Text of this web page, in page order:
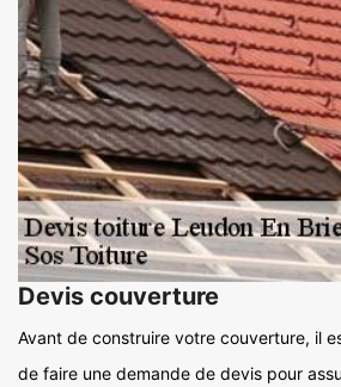
Devis couverture
Avant de construire votre couverture, il
de faire une demande de devis pour